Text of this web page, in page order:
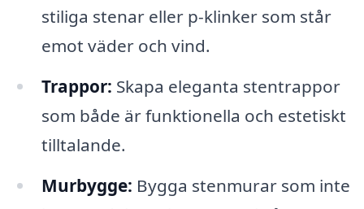
stiliga stenar eller p-klinker som står
emot väder och vind.
Trappor: Skapa eleganta stentrappor
som både är funktionella och estetiskt
tilltalande.
Murbygge: Bygga stenmurar som inte